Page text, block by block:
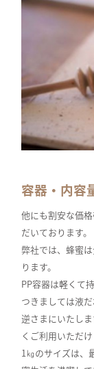
容器・内容
他にも割安な価
だいております。
弊社では、蜂蜜
ります。
PP容器は軽くて
つきましては液だ
逆さまにいたし
くご利用いただけ
1㎏のサイズは、